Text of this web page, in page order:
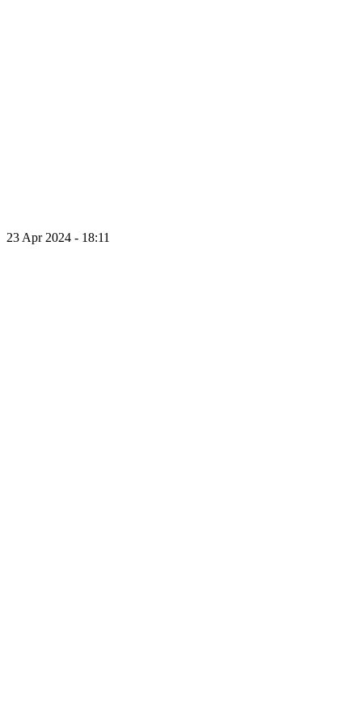
23 Apr 2024 - 18:11